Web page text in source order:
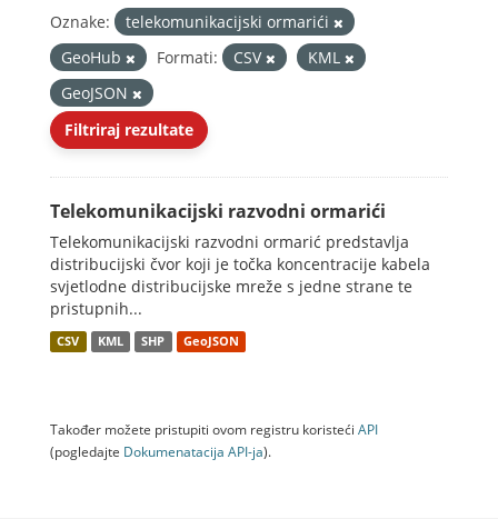
Oznake:
telekomunikacijski ormarići
GeoHub
Formati: CSV
KML
GeoJSON
Filtriraj rezultate
Telekomunikacijski razvodni ormarići
Telekomunikacijski razvodni ormarić predstavlja
distribucijski čvor koji je točka koncentracije kabela
svjetlodne distribucijske mreže s jedne strane te
pristupnih...
CSV KML SHP GeoJSON
Također možete pristupiti ovom registru koristeći API
(pogledajte Dokumenаtаcijа API-jа).